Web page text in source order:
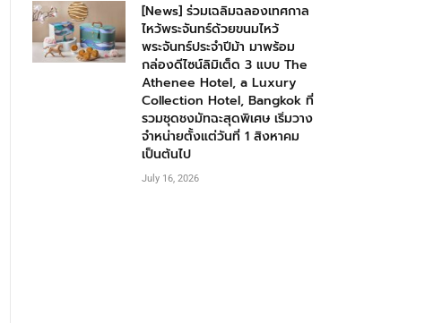
[News] ร่วมเฉลิมฉลองเทศกาล
ไหว้พระจันทร์ด้วยขนมไหว้
พระจันทร์ประจำปีม้า มาพร้อม
กล่องดีไซน์ลิมิเต็ด 3 แบบ The
Athenee Hotel, a Luxury
Collection Hotel, Bangkok ที่
รวมชุดชงมัทฉะสุดพิเศษ เริ่มวาง
จำหน่ายตั้งแต่วันที่ 1 สิงหาคม
เป็นต้นไป
July 16, 2026